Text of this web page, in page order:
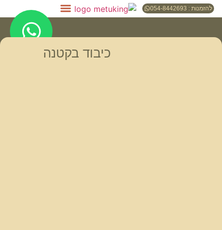
להזמנות : 054-8442693
כיבוד בקטנה